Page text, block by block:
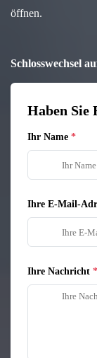
öffnen.
Schlosswechsel
Haben Sie
Ihr Name
Ihre E-Mail-
Ihre Nachricht